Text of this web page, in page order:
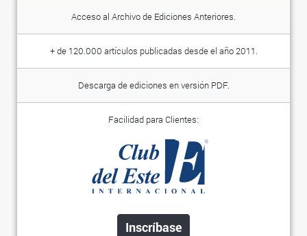
Acceso al Archivo de Ediciones Anteriores.
+ de 120.000 artículos publicadas desde el año 2011.
Descarga de ediciones en versión PDF.
Facilidad para Clientes:
Inscríbase